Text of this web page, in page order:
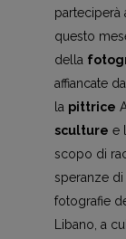
parteciperà
questo
della
affiancate
la pittrice
sculture e
scopo di
speranze
fotografie
Libano, a